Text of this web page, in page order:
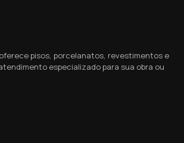
pisos, porcelanatos, revestimentos e
especializado para sua obra ou